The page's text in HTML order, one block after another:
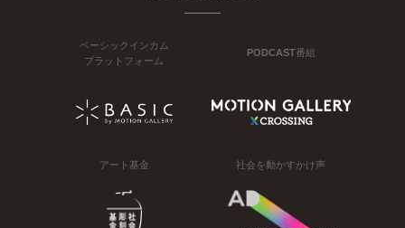
ベーシックインカム
プラットフォーム
PODCAST番組
アート基金 社会を動かすかけ声